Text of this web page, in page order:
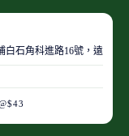
白石角科進路16號，遠離